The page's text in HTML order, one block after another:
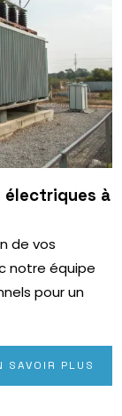
à
de vos
notre équipe
pour un
SAVOIR PLUS